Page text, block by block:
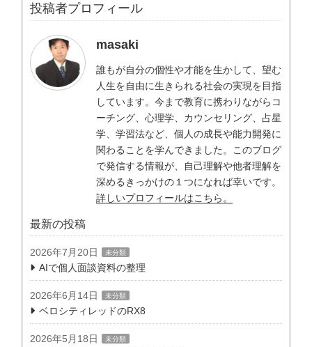
投稿者プロフィール
masaki
誰もが自分の個性や才能を生かして、望む
人生を自由に生きられる社会の実現を目指
しています。今まで教育に携わりながらコ
ーチング、心理学、カウンセリング、占星
学、学習法など、個人の成長や能力開発に
関わることを学んできました。このブログ
で発信する情報が、自己理解や他者理解を
深めるきっかけの１つになれば幸いです。
詳しいプロフィールはこちら。
最新の投稿
2026年7月20日 未分類
AIで個人面談資料の整理
2026年6月14日 未分類
ベロシティレッドのRX8
2026年5月18日 未分類